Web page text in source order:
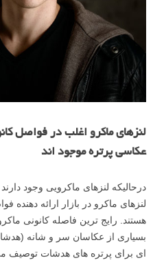
لنزهای ماکرو اغلب در فواصل
عکاسی پرتره موجود اند
درحالیکه لنزهای ماکرویی وجود
لنزهای ماکرو در بازار ارائه
بسیاری از عکاسان سر و شانه
ای برای پرتره های هدشات توصیف